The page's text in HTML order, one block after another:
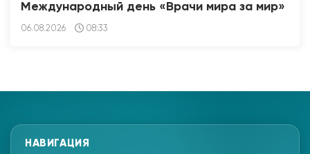
Международный день «Врачи мира за мир»
06.08.2026 08:33
НАВИГАЦИЯ